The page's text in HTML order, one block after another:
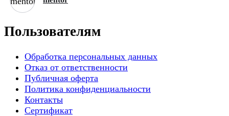
Пользователям
Обработка персональных данных
Отказ от ответственности
Публичная оферта
Политика конфиденциальности
Контакты
Сертификат